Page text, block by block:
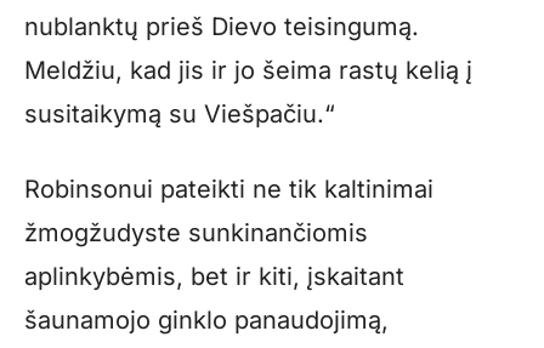
nublanktų prieš Dievo teisingumą.
Meldžiu, kad jis ir jo šeima rastų kelią į
susitaikymą su Viešpačiu.“
Robinsonui pateikti ne tik kaltinimai
žmogžudyste sunkinančiomis
aplinkybėmis, bet ir kiti, įskaitant
šaunamojo ginklo panaudojimą,